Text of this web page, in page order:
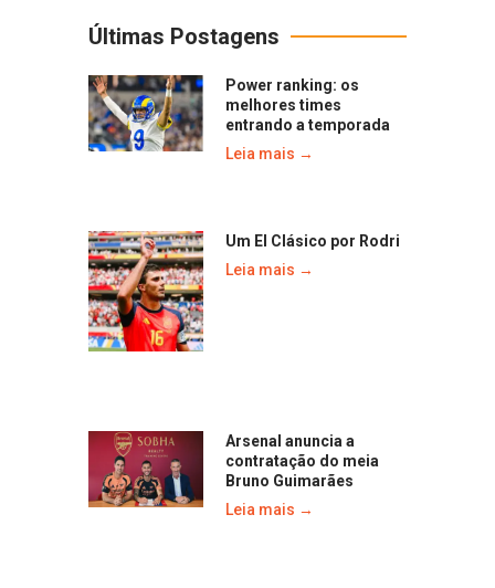
Últimas Postagens
Power ranking: os
melhores times
entrando a temporada
Leia mais →
Um El Clásico por Rodri
Leia mais →
Arsenal anuncia a
contratação do meia
Bruno Guimarães
Leia mais →